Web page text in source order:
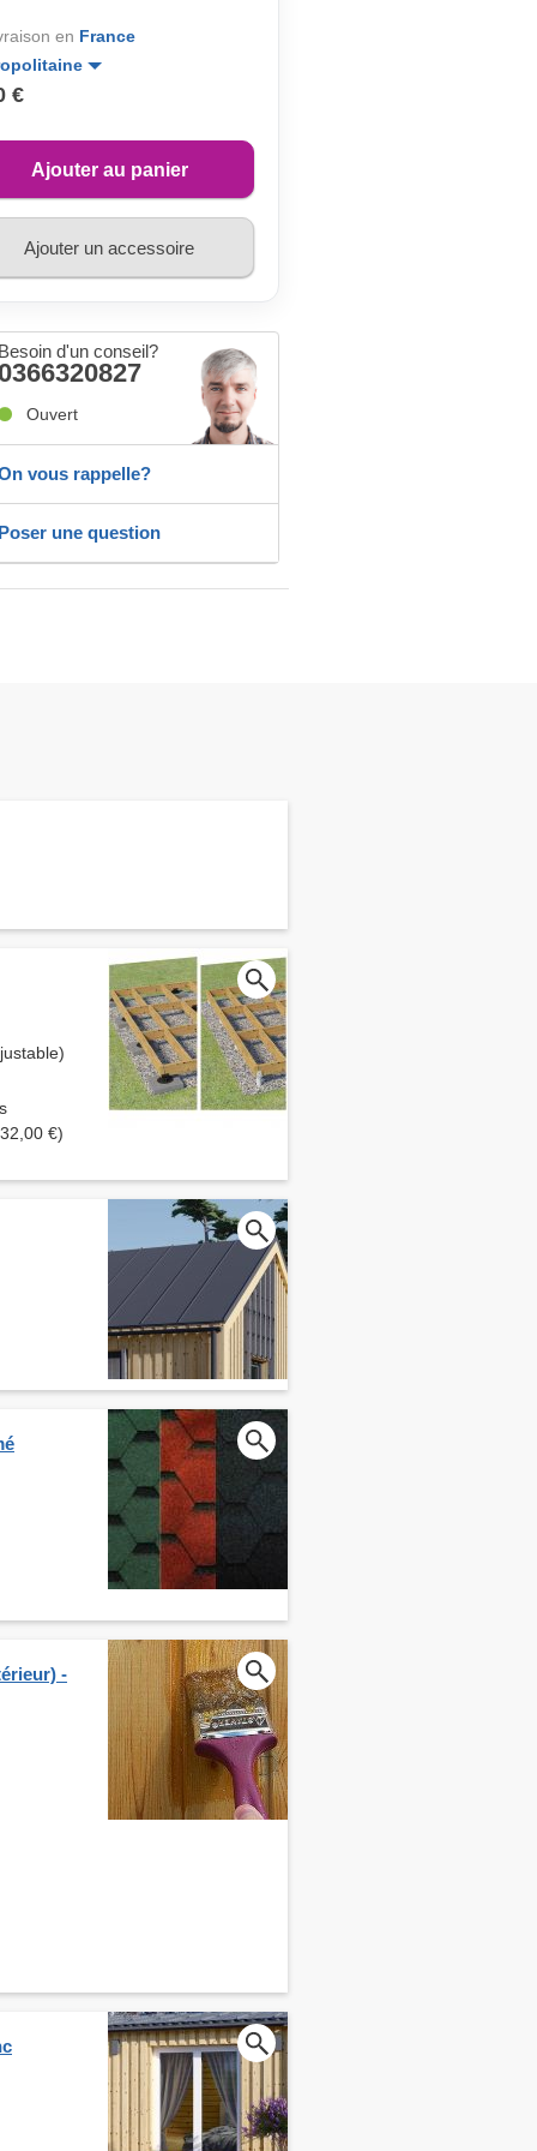
en France
€
Ajouter au panier
Ajouter un accessoire
d'un conseil?
Ouvert
vous rappelle?
une question
€)
-